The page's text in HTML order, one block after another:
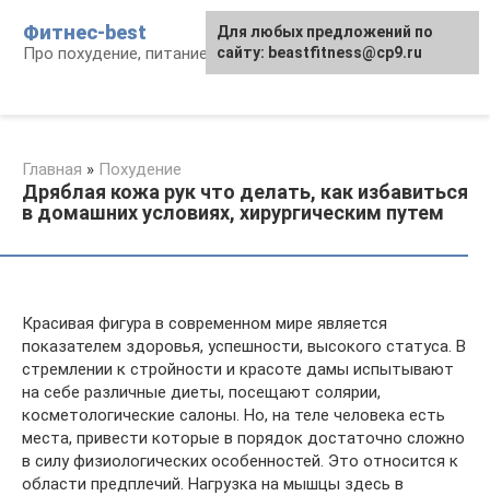
контенту
Фитнес-best
Про похудение, питание и фитнес
Главная » Похудение
Дряблая кожа рук что делать, как избавиться
в домашних условиях, хирургическим путем
Красивая фигура в современном мире является
показателем здоровья, успешности, высокого статуса. В
стремлении к стройности и красоте дамы испытывают
на себе различные диеты, посещают солярии,
косметологические салоны. Но, на теле человека есть
места, привести которые в порядок достаточно сложно
в силу физиологических особенностей. Это относится к
области предплечий. Нагрузка на мышцы здесь в
Для любых предложений по
сайту: beastfitness@cp9.ru